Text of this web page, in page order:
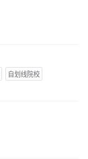
自划线院校